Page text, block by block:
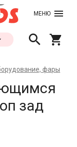
МЕНЮ
фары
зад